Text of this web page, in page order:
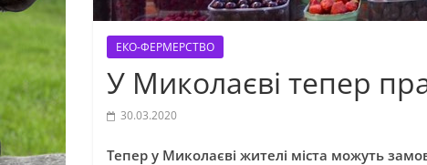
ЕКО-ФЕРМЕРСТВО
У Миколаєві тепер
30.03.2020
Тепер у Миколаєві жителі міста можуть